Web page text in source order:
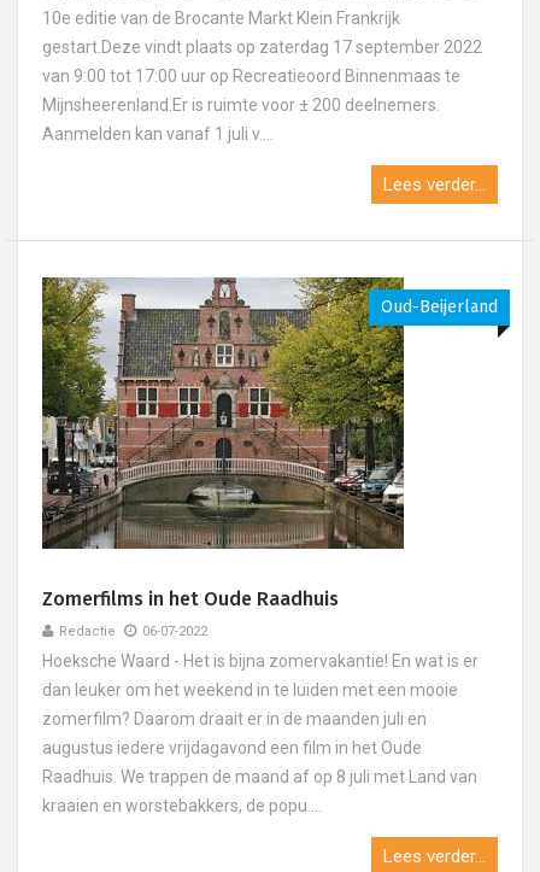
10e editie van de Brocante Markt Klein Frankrijk
gestart.Deze vindt plaats op zaterdag 17 september 2022
van 9:00 tot 17:00 uur op Recreatieoord Binnenmaas te
Mijnsheerenland.Er is ruimte voor ± 200 deelnemers.
Aanmelden kan vanaf 1 juli v....
Lees verder...
Oud-Beijerland
Zomerfilms in het Oude Raadhuis
Redactie 06-07-2022
Hoeksche Waard - Het is bijna zomervakantie! En wat is er
dan leuker om het weekend in te luiden met een mooie
zomerfilm? Daarom draait er in de maanden juli en
augustus iedere vrijdagavond een film in het Oude
Raadhuis. We trappen de maand af op 8 juli met Land van
kraaien en worstebakkers, de popu....
Lees verder...